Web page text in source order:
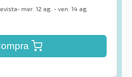
mer. 12 ag. - ven. 14 ag.